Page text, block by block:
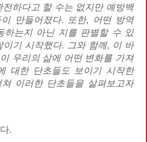
전하다고 할 수는 없지만 예방백
만들어졌다. 또한,
어떤 방역
하는지 아닌 지를 판별할 수 있
이기 시작했다. 그와 함께, 이 바
우리의 삶에 어떤 변화를 가져
대한 단초들도 보이기 시작한
이러한 단초들을 살펴보고자
.